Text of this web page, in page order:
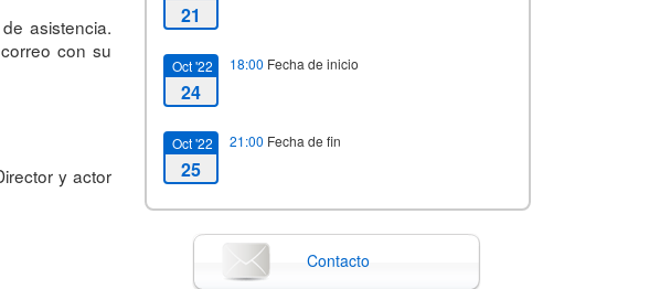
asistencia.
con su
y actor
21
Oct '22
24
18:00 Fecha de inicio
Oct '22
25
21:00 Fecha de fin
Contacto